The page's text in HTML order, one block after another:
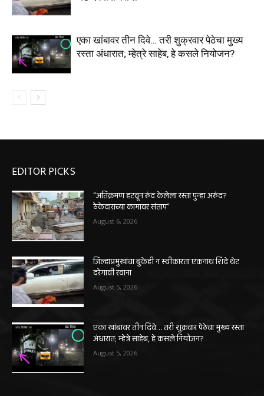
एका खांबावर तीन दिवे… तरी शुक्रवार पेठेचा मुख्य
रस्ता अंधारात; म्हेत्रे साहेब, हे कसले नियोजन?
EDITOR PICKS
“अतिक्रमण हटवून रुंद केलेला रस्ता पुन्हा अरुंद?
ठेकेदाराच्या कामावर संताप”
August 6, 2026
जिल्हाप्रमुखांचा बुकेही न स्वीकारता एकनाथ शिंदे थेट
दरेगावी रवाना
August 5, 2026
एका खांबावर तीन दिवे… तरी शुक्रवार पेठेचा मुख्य रस्ता
अंधारात; म्हेत्रे साहेब, हे कसले नियोजन?
August 5, 2026